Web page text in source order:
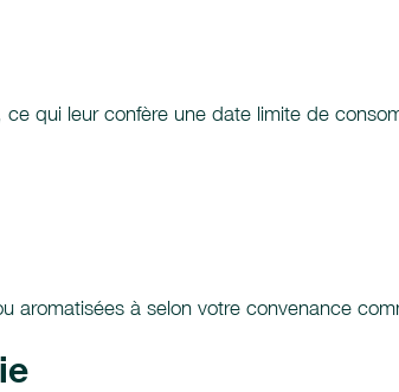
qui leur confère une date limite de
aromatisées à selon votre convenance